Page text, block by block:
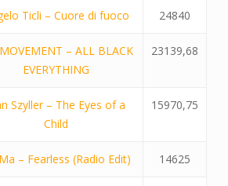
Ticli – Cuore di fuoco 24840
– ALL BLACK
EVERYTHING
23139,68
Szyller – The Eyes of a
Child
15970,75
– Fearless (Radio Edit) 14625